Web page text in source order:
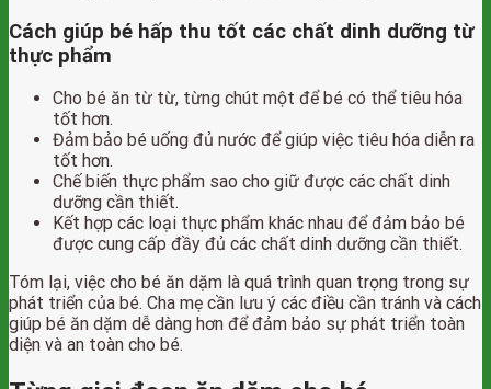
Cách giúp bé hấp thu tốt các chất dinh dưỡng từ
thực phẩm
Cho bé ăn từ từ, từng chút một để bé có thể tiêu hóa
tốt hơn.
Đảm bảo bé uống đủ nước để giúp việc tiêu hóa diễn ra
tốt hơn.
Chế biến thực phẩm sao cho giữ được các chất dinh
dưỡng cần thiết.
Kết hợp các loại thực phẩm khác nhau để đảm bảo bé
được cung cấp đầy đủ các chất dinh dưỡng cần thiết.
Tóm lại, việc cho bé ăn dặm là quá trình quan trọng trong sự
phát triển của bé. Cha mẹ cần lưu ý các điều cần tránh và cách
giúp bé ăn dặm dễ dàng hơn để đảm bảo sự phát triển toàn
diện và an toàn cho bé.